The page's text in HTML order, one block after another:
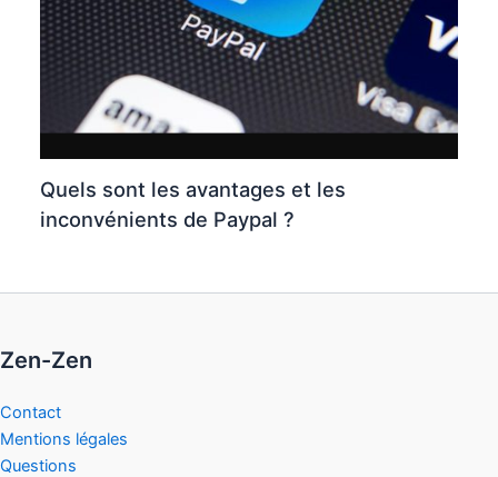
Quels sont les avantages et les
inconvénients de Paypal ?
Zen-Zen
Contact
Mentions légales
Questions